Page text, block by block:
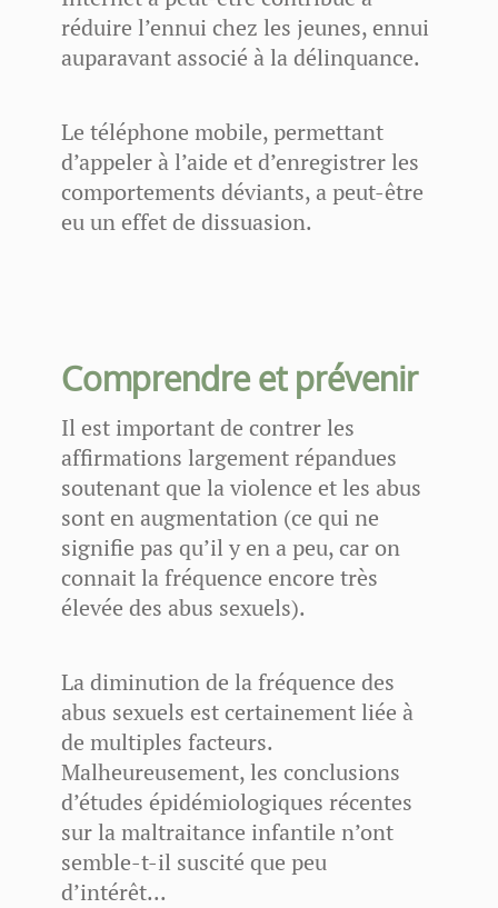
réduire l’ennui chez les jeunes, ennui
auparavant associé à la délinquance.
Le téléphone mobile, permettant
d’appeler à l’aide et d’enregistrer les
comportements déviants, a peut-être
eu un effet de dissuasion.
Comprendre et prévenir
Il est important de contrer les
affirmations largement répandues
soutenant que la violence et les abus
sont en augmentation (ce qui ne
signifie pas qu’il y en a peu, car on
connait la fréquence encore très
élevée des abus sexuels).
La diminution de la fréquence des
abus sexuels est certainement liée à
de multiples facteurs.
Malheureusement, les conclusions
d’études épidémiologiques récentes
sur la maltraitance infantile n’ont
semble-t-il suscité que peu
d’intérêt...